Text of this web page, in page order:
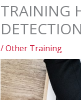
TRAINING
/Other Training